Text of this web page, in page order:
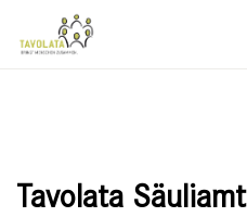
Tavolata Säuliamt